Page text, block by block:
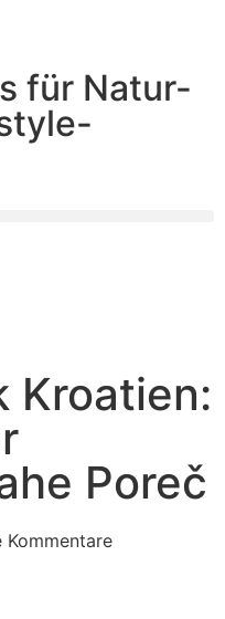
für Natur-
Kroatien:
Poreč
Kommentare